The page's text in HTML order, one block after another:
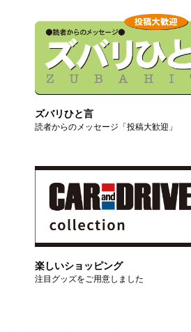
ズバリひと言
読者からのメッセージ「投稿大歓迎」
楽しいショッピング
注目グッズをご用意しました